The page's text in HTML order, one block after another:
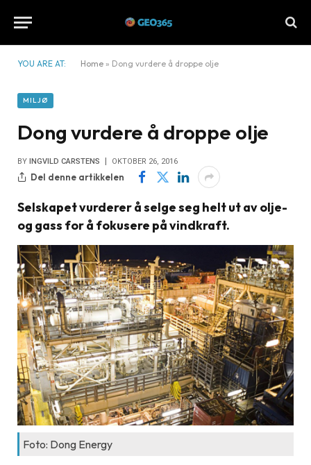
YOU ARE AT: Home » Dong vurdere å droppe olje
MILJØ
Dong vurdere å droppe olje
BY INGVILD CARSTENS OKTOBER 26, 2016
Del denne artikkelen
Selskapet vurderer å selge seg helt ut av olje-
og gass for å fokusere på vindkraft.
Foto: Dong Energy